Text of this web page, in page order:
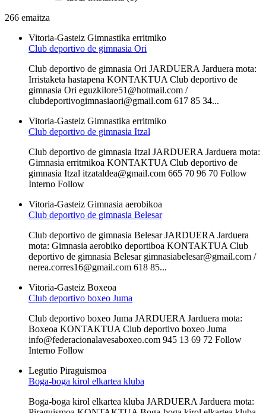
266 emaitza
Vitoria-Gasteiz Gimnastika erritmiko
Club deportivo de gimnasia Ori
Club deportivo de gimnasia Ori JARDUERA Jarduera mota:
Irristaketa hastapena KONTAKTUA Club deportivo de
gimnasia Ori eguzkilore51@hotmail.com /
clubdeportivogimnasiaori@gmail.com 617 85 34...
Vitoria-Gasteiz Gimnastika erritmiko
Club deportivo de gimnasia Itzal
Club deportivo de gimnasia Itzal JARDUERA Jarduera mota:
Gimnasia erritmikoa KONTAKTUA Club deportivo de
gimnasia Itzal itzataldea@gmail.com 665 70 96 70 Follow
Interno Follow
Vitoria-Gasteiz Gimnasia aerobikoa
Club deportivo de gimnasia Belesar
Club deportivo de gimnasia Belesar JARDUERA Jarduera
mota: Gimnasia aerobiko deportiboa KONTAKTUA Club
deportivo de gimnasia Belesar gimnasiabelesar@gmail.com /
nerea.corres16@gmail.com 618 85...
Vitoria-Gasteiz Boxeoa
Club deportivo boxeo Juma
Club deportivo boxeo Juma JARDUERA Jarduera mota:
Boxeoa KONTAKTUA Club deportivo boxeo Juma
info@federacionalavesaboxeo.com 945 13 69 72 Follow
Interno Follow
Legutio Piraguismoa
Boga-boga kirol elkartea kluba
Boga-boga kirol elkartea kluba JARDUERA Jarduera mota: